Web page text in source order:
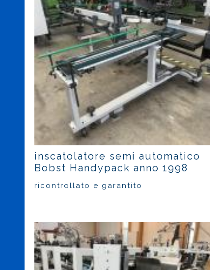
inscatolatore semi automatico
Bobst Handypack anno 1998
ricontrollato e garantito